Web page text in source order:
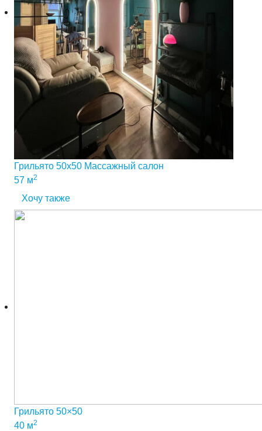
Грильято 50х50 Массажный салон
57 м2
Хочу также
Грильято 50×50
40 м2